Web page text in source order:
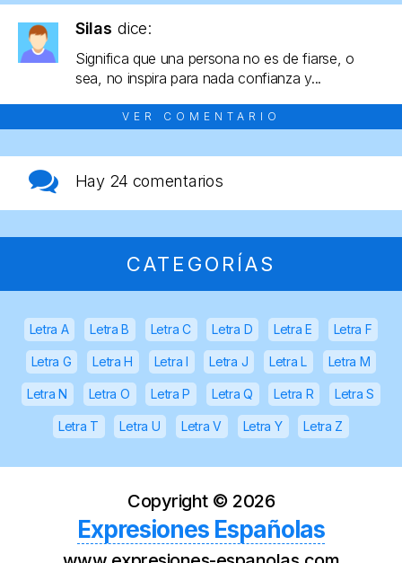
Silas dice:
Significa que una persona no es de fiarse, o
sea, no inspira para nada confianza y...
VER COMENTARIO
Hay 24 comentarios
CATEGORÍAS
Letra A Letra B Letra C Letra D Letra E Letra F
Letra G Letra H Letra I Letra J Letra L Letra M
Letra N Letra O Letra P Letra Q Letra R Letra S
Letra T Letra U Letra V Letra Y Letra Z
Copyright © 2026
Expresiones Españolas